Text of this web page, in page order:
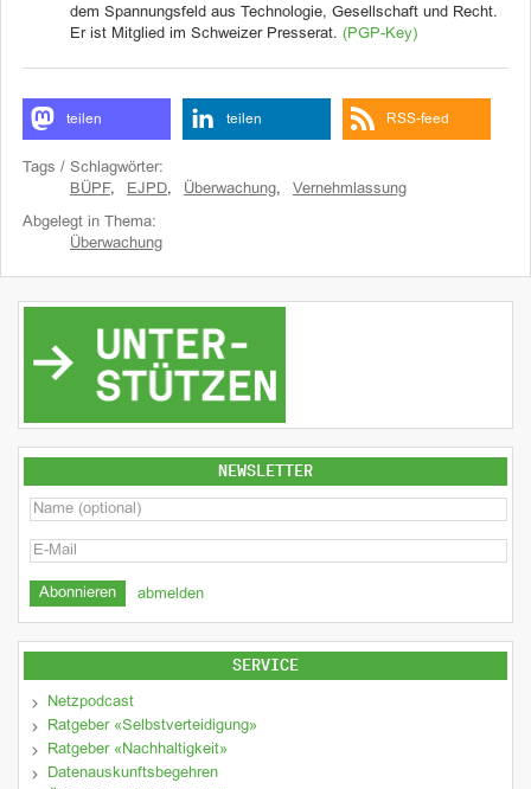
dem Spannungsfeld aus Technologie, Gesellschaft und Recht.
Er ist Mitglied im Schweizer Presserat. (PGP-Key)
teilen teilen RSS-feed
Tags / Schlagwörter:
BÜPF, EJPD, Überwachung, Vernehmlassung
Abgelegt in Thema:
Überwachung
NEWSLETTER
abmelden
SERVICE
Netzpodcast
Ratgeber «Selbstverteidigung»
Ratgeber «Nachhaltigkeit»
Datenauskunftsbegehren